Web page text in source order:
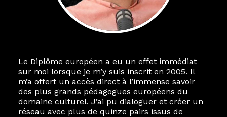
Le Diplôme européen a eu un effet immédiat
sur moi lorsque je m’y suis inscrit en 2005. Il
m’a offert un accès direct à l’immense savoir
des plus grands pédagogues européens du
domaine culturel. J’ai pu dialoguer et créer un
réseau avec plus de quinze pairs issus de